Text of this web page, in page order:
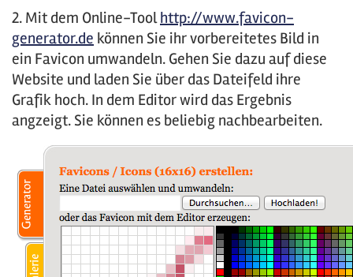
2. Mit dem Online-Toolhttp://www.favicon-
generator.de können Sie ihr vorbereitetes Bild in
ein Favicon umwandeln. Gehen Sie dazu auf diese
Website und laden Sie über das Dateifeld ihre
Grafik hoch. In dem Editor wird das Ergebnis
angzeigt. Sie können es beliebig nachbearbeiten.